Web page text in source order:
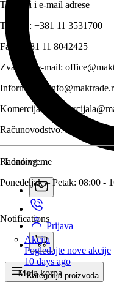
Telefoni i e-mail adrese
Telefon: +381 11 3531700
Fax:
+381 11 8042425
Zvanični e-mail:
Informacije:
Komercijala:
Računovodstvo:
Radno vreme
Ponedeljak – Petak: 08:00 -
Loading...
Notifications
Akcija
Pogledajte nove akcije
10 days ago
Prijava
Moja korpa
Kategorija proizvoda